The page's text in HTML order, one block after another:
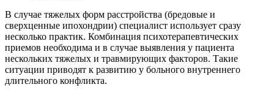
В случае тяжелых форм расстройства (бредовые и
сверхценные ипохондрии) специалист использует сразу
несколько практик. Комбинация психотерапевтических
приемов необходима и в случае выявления у пациента
нескольких тяжелых и травмирующих факторов. Такие
ситуации приводят к развитию у больного внутреннего
длительного конфликта.